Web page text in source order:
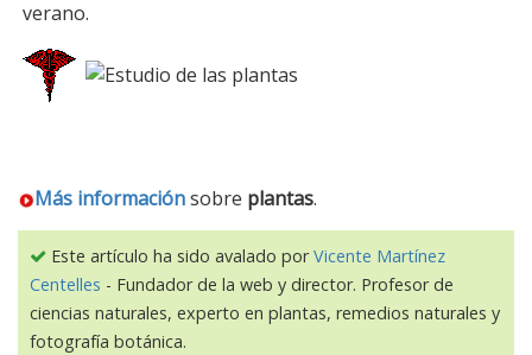
verano.
Más informaciónsobre plantas.
Este artículo ha sido avalado porVicente Martínez
Centelles - Fundador de la web y director. Profesor de
ciencias naturales, experto en plantas, remedios naturales y
fotografía botánica.